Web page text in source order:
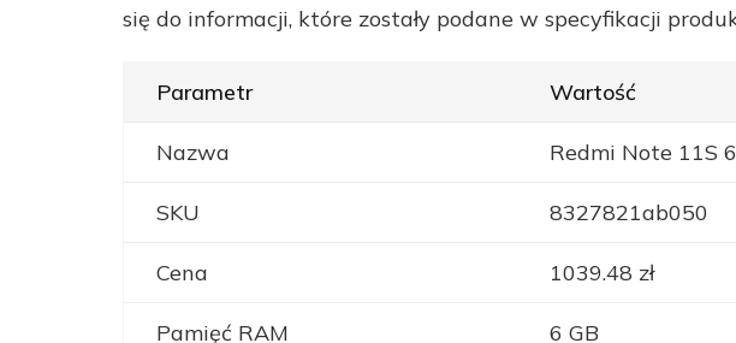
się do informacji, które zostały podane w specyfikacji
Parametr Wartość
Nazwa Redmi Note 11S
SKU 8327821ab050
Cena 1039.48 zł
Pamięć RAM 6 GB